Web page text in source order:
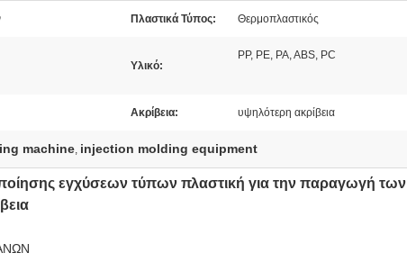
Πλαστικά Τύπος: Θερμοπλαστικός
Υλικό:
PP, PE, PA, ABS, PC
Ακρίβεια: υψηλότερη ακρίβεια
machine, injection molding equipment
εγχύσεων τύπων πλαστική για την παραγωγή των